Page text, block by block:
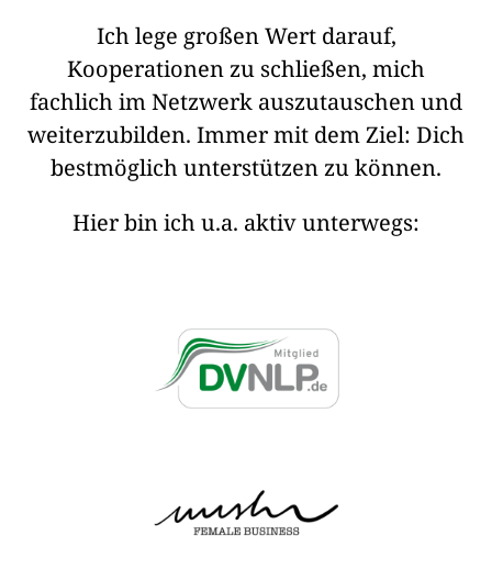
Ich lege großen Wert darauf,
Kooperationen zu schließen, mich
fachlich im Netzwerk auszutauschen und
weiterzubilden. Immer mit dem Ziel: Dich
bestmöglich unterstützen zu können.
Hier bin ich u.a. aktiv unterwegs: